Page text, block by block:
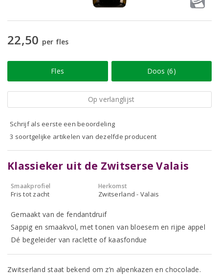
22,50 per fles
Fles Doos (6)
Op verlanglijst
Schrijf als eerste een beoordeling
3 soortgelijke artikelen van dezelfde producent
Klassieker uit de Zwitserse Valais
Smaakprofiel
Fris tot zacht
Herkomst
Zwitserland - Valais
Gemaakt van de fendantdruif
Sappig en smaakvol, met tonen van bloesem en rijpe appel
Dé begeleider van raclette of kaasfondue
Zwitserland staat bekend om z’n alpenkazen en chocolade.